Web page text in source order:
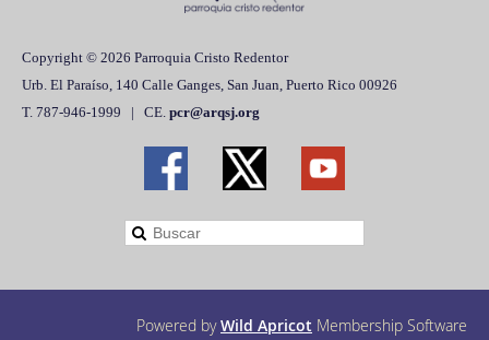
Copyright © 2026 Parroquia Cristo Redentor
Urb. El Paraíso, 140 Calle Ganges, San Juan, Puerto Rico 00926
T. 787-946-1999 | CE. pcr@arqsj.org
Powered byWild Apricot Membership Software